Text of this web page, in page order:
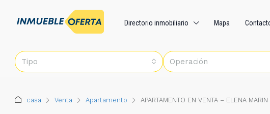
Directorio inmobiliario Mapa
Tipo Operación
casa Venta Apartamento APARTAMENTO EN VENTA – ELENA